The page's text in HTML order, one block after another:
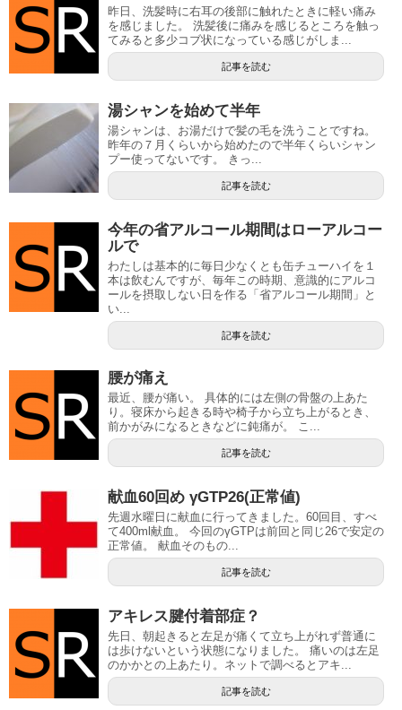
昨日、洗髪時に右耳の後部に触れたときに軽い痛み
を感じました。 洗髪後に痛みを感じるところを触っ
てみると多少コブ状になっている感じがしま...
記事を読む
湯シャンを始めて半年
湯シャンは、お湯だけで髪の毛を洗うことですね。
昨年の７月くらいから始めたので半年くらいシャン
プー使ってないです。 きっ...
記事を読む
今年の省アルコール期間はローアルコー
ルで
わたしは基本的に毎日少なくとも缶チューハイを１
本は飲むんですが、毎年この時期、意識的にアルコ
ールを摂取しない日を作る「省アルコール期間」と
い...
記事を読む
腰が痛え
最近、腰が痛い。 具体的には左側の骨盤の上あた
り。寝床から起きる時や椅子から立ち上がるとき、
前かがみになるときなどに鈍痛が。 こ...
記事を読む
献血60回め γGTP26(正常値)
先週水曜日に献血に行ってきました。60回目、すべ
て400ml献血。 今回のγGTPは前回と同じ26で安定の
正常値。 献血そのもの...
記事を読む
アキレス腱付着部症？
先日、朝起きると左足が痛くて立ち上がれず普通に
は歩けないという状態になりました。 痛いのは左足
のかかとの上あたり。ネットで調べるとアキ...
記事を読む